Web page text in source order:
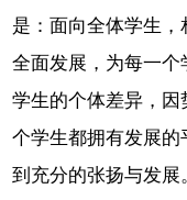
是：面向全体学生
全面发展，为每一
学生的个体差异，
个学生都拥有发展
到充分的张扬与发